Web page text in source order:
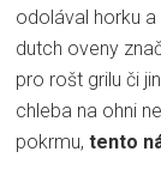
odolával horku
dutch oveny
pro rošt grilu či
chleba na ohni
pokrmu, tento